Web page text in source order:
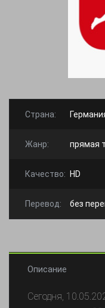
Страна:
Жанр: прямая
Качество: HD
Перевод: без
Описание
Сегодня,